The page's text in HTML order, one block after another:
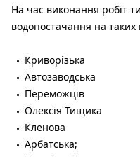
На час виконання робіт
водопостачання на таких
Криворізька
Автозаводська
Переможців
Олексія Тищика
Кленова
Арбатська;